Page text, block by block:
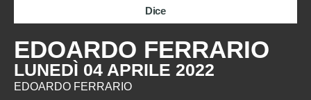
EDOARDO FERRARIO
LUNEDÌ 04 APRILE 2022
EDOARDO FERRARIO
Dice